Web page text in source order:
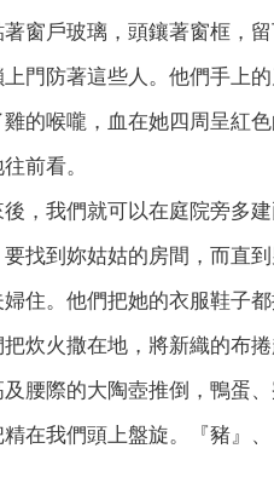
窗戶玻璃，頭鑲著窗框，留
門防著這些人。他們手上
的喉嚨，血在她四周呈紅
前看。
，我們就可以在庭院旁多
找到妳姑姑的房間，而直
住。他們把她的衣服鞋子
炊火撒在地，將新織的布
腰際的大陶壺推倒，鴨蛋
在我們頭上盤旋。『豬』